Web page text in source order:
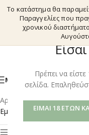
Πρέπει να
σελίδα.
ΕΊΜΑΙ 18 ΕΤΏΝ
Το κατάστημα θα
Παραγγελίες που
χρονικού
ΜΕΝΟΎ
Αρχική σελίδα/Shop/
Εμφάνιση του μοναδικού